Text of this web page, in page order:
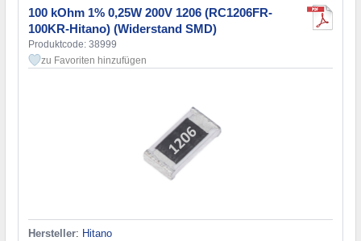
100 kOhm 1% 0,25W 200V 1206 (RC1206FR-
100KR-Hitano) (Widerstand SMD)
Produktcode: 38999
zu Favoriten hinzufügen
Hersteller: Hitano